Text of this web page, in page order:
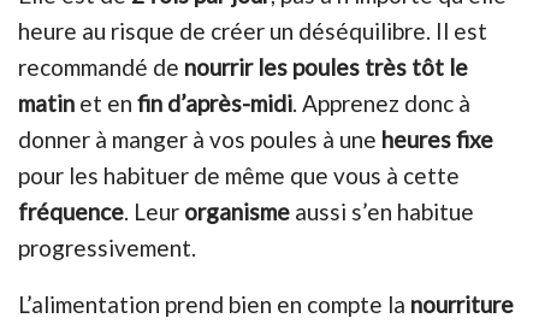
heure au risque de créer un déséquilibre. Il est
recommandé de nourrir les poules très tôt le
matin et en fin d’après-midi. Apprenez donc à
donner à manger à vos poules à une heures fixe
pour les habituer de même que vous à cette
fréquence. Leur organisme aussi s’en habitue
progressivement.
L’alimentation prend bien en compte la nourriture